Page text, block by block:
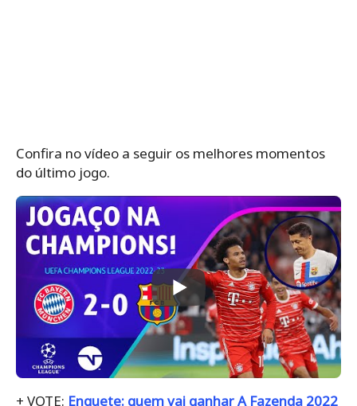
Confira no vídeo a seguir os melhores momentos
do último jogo.
+ VOTE: Enquete: quem vai ganhar A Fazenda 2022